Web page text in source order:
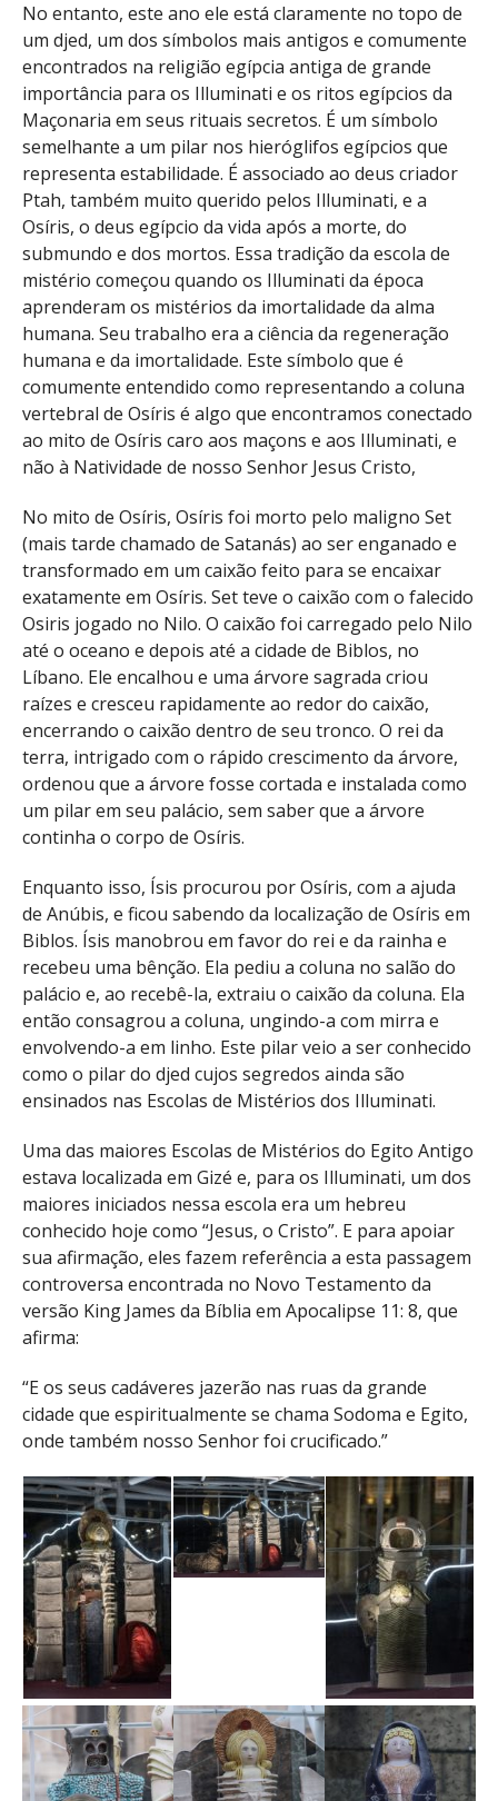
No entanto, este ano ele está claramente no topo de
um djed, um dos símbolos mais antigos e comumente
encontrados na religião egípcia antiga de grande
importância para os Illuminati e os ritos egípcios da
Maçonaria em seus rituais secretos. É um símbolo
semelhante a um pilar nos hieróglifos egípcios que
representa estabilidade. É associado ao deus criador
Ptah, também muito querido pelos Illuminati, e a
Osíris, o deus egípcio da vida após a morte, do
submundo e dos mortos. Essa tradição da escola de
mistério começou quando os Illuminati da época
aprenderam os mistérios da imortalidade da alma
humana. Seu trabalho era a ciência da regeneração
humana e da imortalidade. Este símbolo que é
comumente entendido como representando a coluna
vertebral de Osíris é algo que encontramos conectado
ao mito de Osíris caro aos maçons e aos Illuminati, e
não à Natividade de nosso Senhor Jesus Cristo,
No mito de Osíris, Osíris foi morto pelo maligno Set
(mais tarde chamado de Satanás) ao ser enganado e
transformado em um caixão feito para se encaixar
exatamente em Osíris. Set teve o caixão com o falecido
Osiris jogado no Nilo. O caixão foi carregado pelo Nilo
até o oceano e depois até a cidade de Biblos, no
Líbano. Ele encalhou e uma árvore sagrada criou
raízes e cresceu rapidamente ao redor do caixão,
encerrando o caixão dentro de seu tronco. O rei da
terra, intrigado com o rápido crescimento da árvore,
ordenou que a árvore fosse cortada e instalada como
um pilar em seu palácio, sem saber que a árvore
continha o corpo de Osíris.
Enquanto isso, Ísis procurou por Osíris, com a ajuda
de Anúbis, e ficou sabendo da localização de Osíris em
Biblos. Ísis manobrou em favor do rei e da rainha e
recebeu uma bênção. Ela pediu a coluna no salão do
palácio e, ao recebê-la, extraiu o caixão da coluna. Ela
então consagrou a coluna, ungindo-a com mirra e
envolvendo-a em linho. Este pilar veio a ser conhecido
como o pilar do djed cujos segredos ainda são
ensinados nas Escolas de Mistérios dos Illuminati.
Uma das maiores Escolas de Mistérios do Egito Antigo
estava localizada em Gizé e, para os Illuminati, um dos
maiores iniciados nessa escola era um hebreu
conhecido hoje como “Jesus, o Cristo”. E para apoiar
sua afirmação, eles fazem referência a esta passagem
controversa encontrada no Novo Testamento da
versão King James da Bíblia em Apocalipse 11: 8, que
afirma:
“E os seus cadáveres jazerão nas ruas da grande
cidade que espiritualmente se chama Sodoma e Egito,
onde também nosso Senhor foi crucificado.”